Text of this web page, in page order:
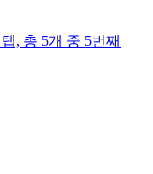
탭, 총 5개 중 5번째